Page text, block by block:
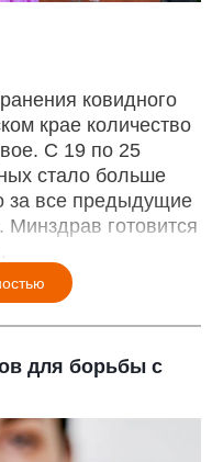
ковидного
крае количество
С 19 по 25
стало больше
за все предыдущие
готовится
для борьбы с